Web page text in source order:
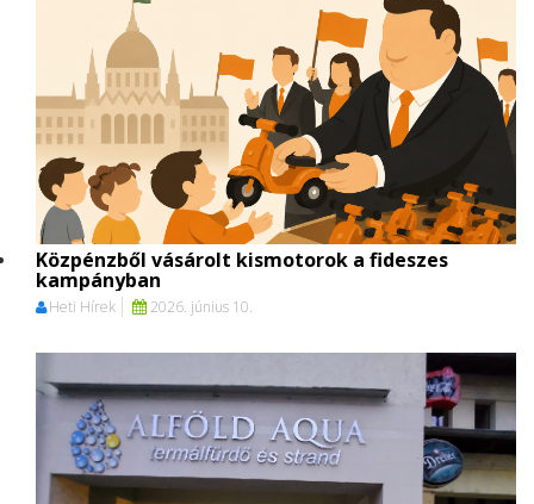
Közpénzből vásárolt kismotorok a fideszes
kampányban
Heti Hírek 2026. június 10.